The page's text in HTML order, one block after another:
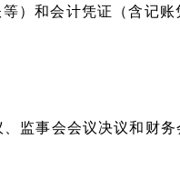
）和会计凭证（含记
监事会会议决议和财务